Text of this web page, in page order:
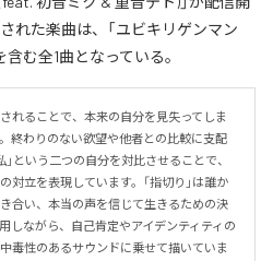
れた楽曲は、「ユビキリゲンマン
む全1曲となっている。
れることで、本来の自分を見失ってしま
終わりのない欲望や他者との比較に支配
」という二つの自分を対比させることで、
対立を表現しています。「指切り」は誰か
合い、本当の声を信じて生きるための決
しながら、自己肯定やアイデンティティの
毒性のあるサウンドに乗せて描いていま